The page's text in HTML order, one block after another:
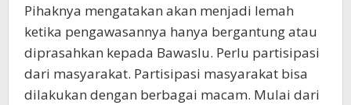
Pihaknya mengatakan akan menjadi lemah
ketika pengawasannya hanya bergantung atau
diprasahkan kepada Bawaslu. Perlu partisipasi
dari masyarakat. Partisipasi masyarakat bisa
dilakukan dengan berbagai macam. Mulai dari